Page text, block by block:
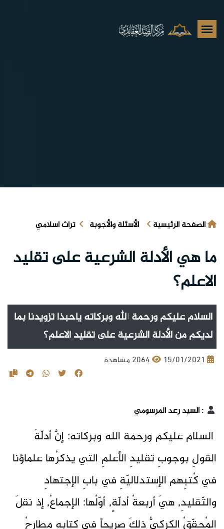
الصفحة الرئيسية الأسئلة والأجوبة تراث اسلامي
ما هي الأدلة الشرعية على تقليد
الاعلم؟
السلام عليكم ورحمة الله وبركاته ياحبذا تزويدنا بما
لديكم من الأدلة الشرعية على تقليد الاعلم؟
15/01/2021 2064 مشاهدة
:السيد رعد المرسومي
السلام عليكم ورحمة الله وبركاته: إنَّ أدلّةَ
القولِ بوجوبِ تقليدِ الأعلمِ التي يذكرُها علماؤنا
في كُتبِهم الإستدلاليّةِ في بابِ الإجتهادِ
والتّقليدِ, هيَ أربعةُ أدلّةٍ, أوّلُها: الإجماعُ, إذ نقلَ
المُحقّقُ الكركيُّ ذلكَ صريحاً في كتابِه مطارحُ